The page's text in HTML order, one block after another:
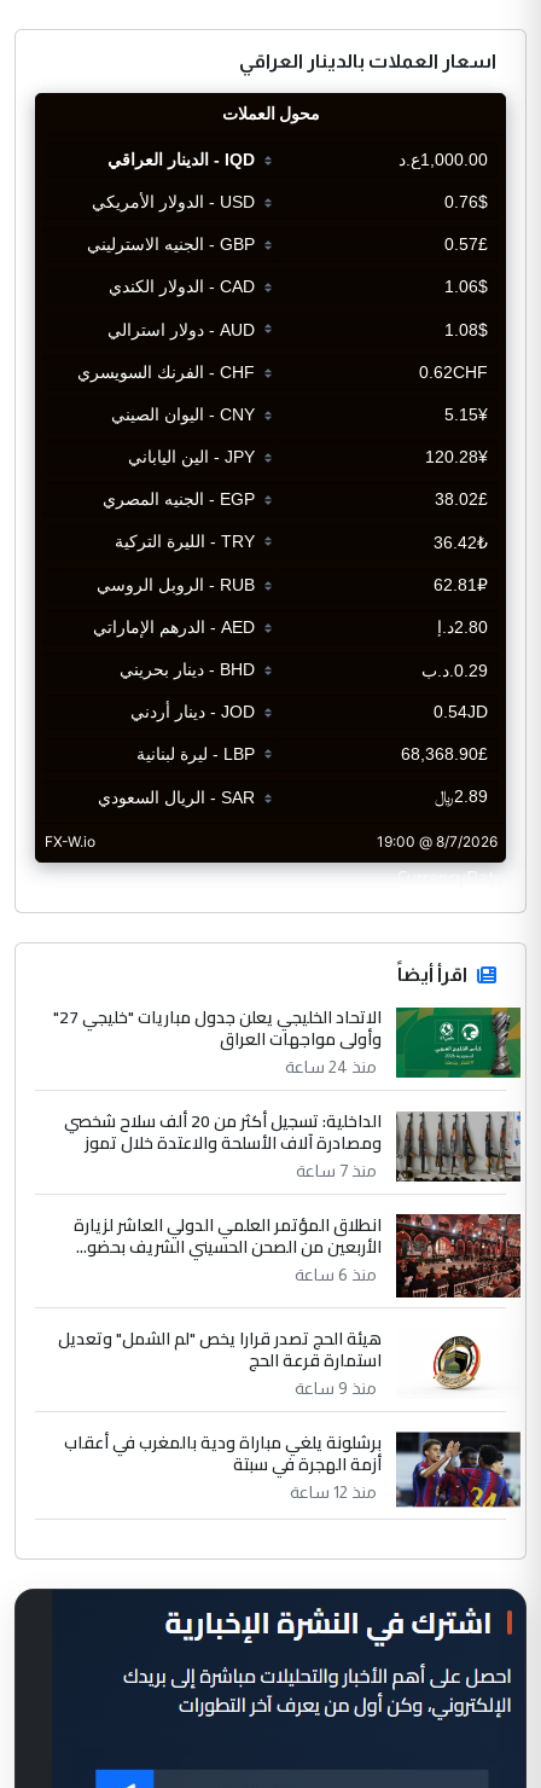
اسعار العملات بالدينار العراقي
CurrencyRate
اقرأ أيضاً
الاتحاد الخليجي يعلن جدول مباريات "خليجي 27"
وأولى مواجهات العراق
منذ 24 ساعة
الداخلية: تسجيل أكثر من 20 ألف سلاح شخصي
ومصادرة آلاف الأسلحة والاعتدة خلال تموز
منذ 7 ساعة
انطلاق المؤتمر العلمي الدولي العاشر لزيارة
الأربعين من الصحن الحسيني الشريف بحضو...
منذ 6 ساعة
هيئة الحج تصدر قرارا يخص "لم الشمل" وتعديل
استمارة قرعة الحج
منذ 9 ساعة
برشلونة يلغي مباراة ودية بالمغرب في أعقاب
أزمة الهجرة في سبتة
منذ 12 ساعة